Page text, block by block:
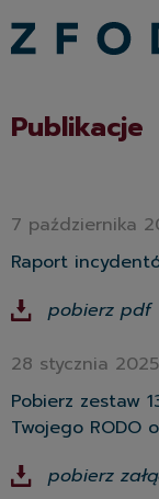
Publikacje
7 października
Raport
pobierz pdf
28 stycznia 2025
Pobierz zestaw
Twojego RODO
pobierz